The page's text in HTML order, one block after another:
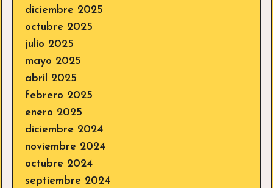
diciembre 2025
octubre 2025
julio 2025
mayo 2025
abril 2025
febrero 2025
enero 2025
diciembre 2024
noviembre 2024
octubre 2024
septiembre 2024